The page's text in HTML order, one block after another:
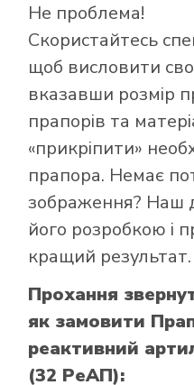
Не проблема!
Скористайтесь
щоб висловити
вказавши розмір
прапорів та
«прикріпити»
прапора. Немає
зображення? Наш
його розробкою і
кращий результат.
Прохання
як замовити
реактивний
(32 РеАП):
Як
в